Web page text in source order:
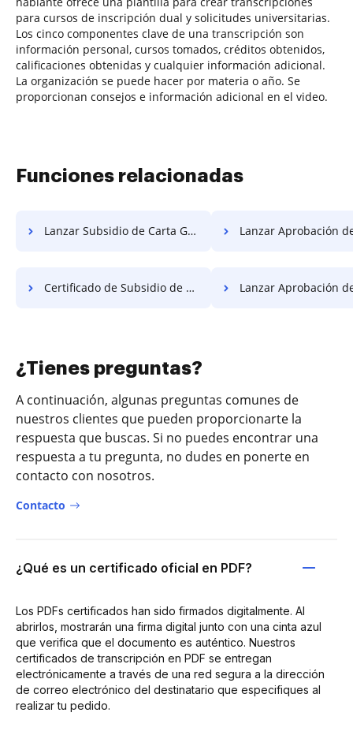
para cursos de inscripción dual y solicitudes universitarias.
Los cinco componentes clave de una transcripción son
información personal, cursos tomados, créditos obtenidos,
calificaciones obtenidas y cualquier información adicional.
La organización se puede hacer por materia o año. Se
proporcionan consejos e información adicional en el video.
Funciones relacionadas
Lanzar Subsidio de Carta Gratis Lanzar Aprobación de
Certificado de Subsidio de Lanzamiento Gratis Lanzar Aprobación de
¿Tienes preguntas?
A continuación, algunas preguntas comunes de
nuestros clientes que pueden proporcionarte la
respuesta que buscas. Si no puedes encontrar una
respuesta a tu pregunta, no dudes en ponerte en
contacto con nosotros.
Contacto
¿Qué es un certificado oficial en PDF?
Los PDFs certificados han sido firmados digitalmente. Al
abrirlos, mostrarán una firma digital junto con una cinta azul
que verifica que el documento es auténtico. Nuestros
certificados de transcripción en PDF se entregan
electrónicamente a través de una red segura a la dirección
de correo electrónico del destinatario que especifiques al
realizar tu pedido.